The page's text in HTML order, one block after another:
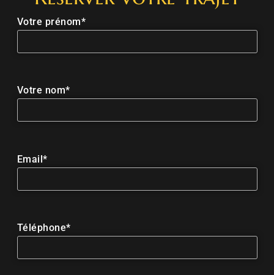
Votre prénom*
Votre nom*
Email*
Téléphone*